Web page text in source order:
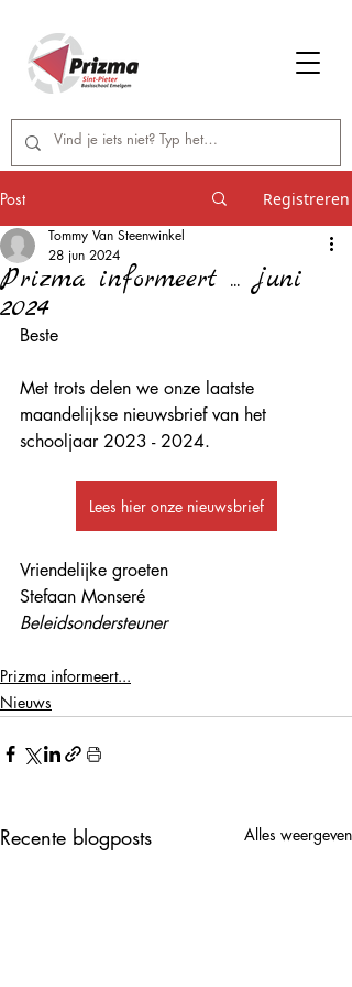
Post Registreren
Prizma informeert ... juni
2024
Tommy Van Steenwinkel
28 jun 2024
Beste
Met trots delen we onze laatste
maandelijkse nieuwsbrief van het
schooljaar 2023 - 2024.
Lees hier onze nieuwsbrief
Vriendelijke groeten
Stefaan Monseré
Beleidsondersteuner
Prizma informeert...
Nieuws
Recente blogposts Alles weergeven